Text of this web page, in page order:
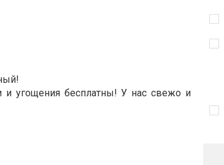
и угощения бесплатны! У нас свежо и